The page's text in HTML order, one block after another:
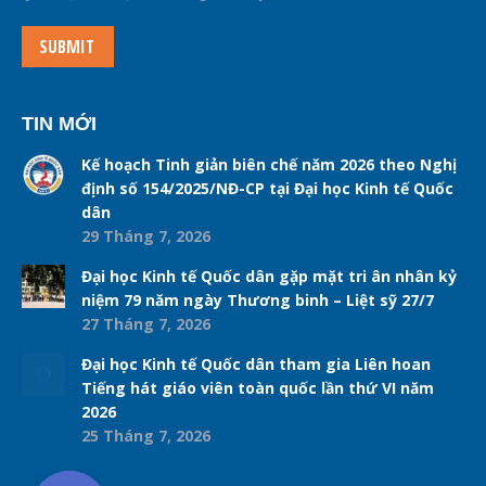
SUBMIT
TIN MỚI
Kế hoạch Tinh giản biên chế năm 2026 theo Nghị
định số 154/2025/NĐ-CP tại Đại học Kinh tế Quốc
dân
29 Tháng 7, 2026
Đại học Kinh tế Quốc dân gặp mặt tri ân nhân kỷ
niệm 79 năm ngày Thương binh – Liệt sỹ 27/7
27 Tháng 7, 2026
Đại học Kinh tế Quốc dân tham gia Liên hoan
Tiếng hát giáo viên toàn quốc lần thứ VI năm
2026
25 Tháng 7, 2026